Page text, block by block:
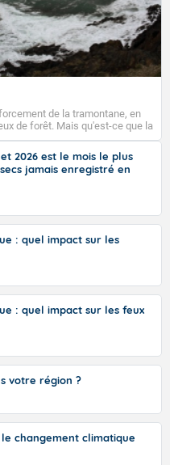
de la tramontane, en
de forêt. Mais qu'est-ce que la
? La tramontane est un
à nord, ou ouest à nord-
à la vallée de l’Aude et à
vient du latin trasmontanus,
aux régions montagneuses
2026 est le mois le plus
jamais enregistré en
: quel impact sur les
: quel impact sur les feux
votre région ?
changement climatique